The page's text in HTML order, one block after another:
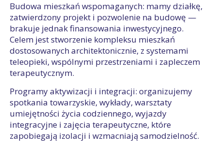
Budowa mieszkań wspomaganych: mamy działkę,
zatwierdzony projekt i pozwolenie na budowę —
brakuje jednak finansowania inwestycyjnego.
Celem jest stworzenie kompleksu mieszkań
dostosowanych architektonicznie, z systemami
teleopieki, wspólnymi przestrzeniami i zapleczem
terapeutycznym.
Programy aktywizacji i integracji: organizujemy
spotkania towarzyskie, wykłady, warsztaty
umiejętności życia codziennego, wyjazdy
integracyjne i zajęcia terapeutyczne, które
zapobiegają izolacji i wzmacniają samodzielność.